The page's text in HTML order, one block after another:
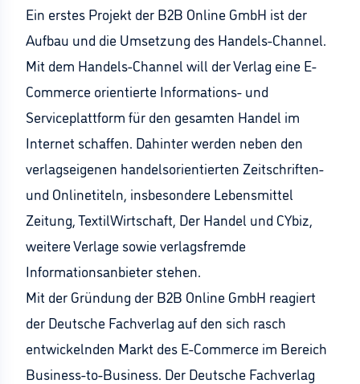
Ein erstes Projekt der B2B Online GmbH ist der
Aufbau und die Umsetzung des Handels-Channel.
Mit dem Handels-Channel will der Verlag eine E-
Commerce orientierte Informations- und
Serviceplattform für den gesamten Handel im
Internet schaffen. Dahinter werden neben den
verlagseigenen handelsorientierten Zeitschriften-
und Onlinetiteln, insbesondere Lebensmittel
Zeitung, TextilWirtschaft, Der Handel und CYbiz,
weitere Verlage sowie verlagsfremde
Informationsanbieter stehen.
Mit der Gründung der B2B Online GmbH reagiert
der Deutsche Fachverlag auf den sich rasch
entwickelnden Markt des E-Commerce im Bereich
Business-to-Business. Der Deutsche Fachverlag